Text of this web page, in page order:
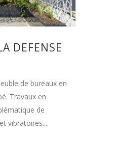
DEFENSE
de bureaux en
Travaux en
de
vibratoires....